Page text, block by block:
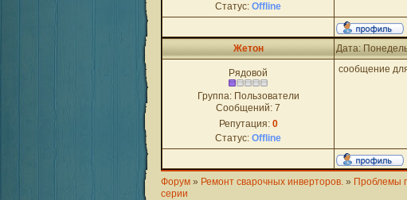
Статус: Offline
Жетон Дата:
Рядовой
Группа: Пользователи
Сообщений: 7
Репутация: 0
Статус: Offline
сообщение
Форум » Ремонт сварочных инверторов. » Проблемы
серии